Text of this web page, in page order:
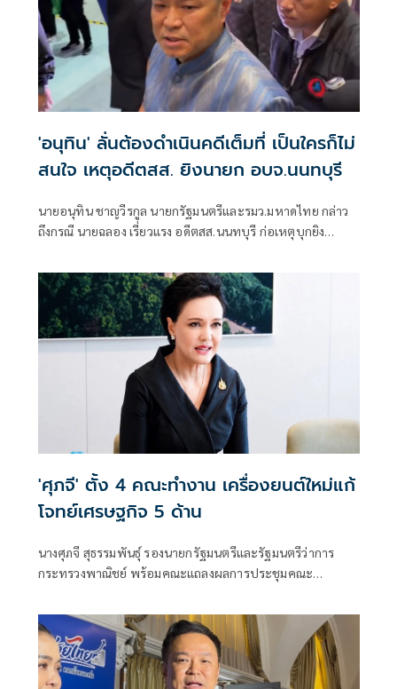
'อนุทิน' ลั่นต้องดำเนินคดีเต็มที่ เป็นใครก็ไม่
สนใจ เหตุอดีตสส. ยิงนายก อบจ.นนทบุรี
นายอนุทิน ชาญวีรกูล นายกรัฐมนตรีและรมว.มหาดไทย กล่าว
ถึงกรณี นายฉลอง เรี่ยวแรง อดีตสส.นนทบุรี ก่อเหตุบุกยิง
นนทบุรีเสียชีวิต ว่า ดำเนินการเต็มที่ไม่มีข้อยกเว้นใดๆ
'ศุภจี' ตั้ง 4 คณะทำงาน เครื่องยนต์ใหม่แก้
โจทย์เศรษฐกิจ 5 ด้าน
นางศุภจี สุธรรมพันธุ์ รองนายกรัฐมนตรีและรัฐมนตรีว่าการ
กระทรวงพาณิชย์ พร้อมคณะแถลงผลการประชุมคณะ
ชุมชน ครั้งที่ 1/2569 โดยระบุว่าอนุกรรมการชุดนี้ได้เริ่มเดิน
เครื่องโครงสร้างเศรษฐกิจตามนโยบาลรัฐบาลกลุ่มที่ 2 ด้านการ
ค้าและบริการ